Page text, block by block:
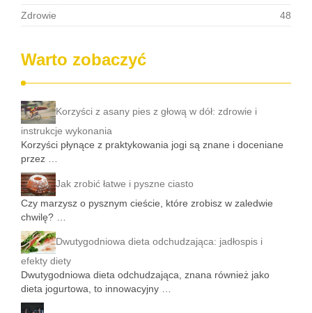
Zdrowie
48
Warto zobaczyć
Korzyści z asany pies z głową w dół: zdrowie i
instrukcje wykonania
Korzyści płynące z praktykowania jogi są znane i doceniane
przez …
Jak zrobić łatwe i pyszne ciasto
Czy marzysz o pysznym cieście, które zrobisz w zaledwie
chwilę? …
Dwutygodniowa dieta odchudzająca: jadłospis i
efekty diety
Dwutygodniowa dieta odchudzająca, znana również jako
dieta jogurtowa, to innowacyjny …